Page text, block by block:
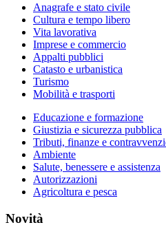
Anagrafe e stato civile
Cultura e tempo libero
Vita lavorativa
Imprese e commercio
Appalti pubblici
Catasto e urbanistica
Turismo
Mobilità e trasporti
Educazione e formazione
Giustizia e sicurezza pubblica
Tributi, finanze e
Ambiente
Salute, benessere e assistenza
Autorizzazioni
Agricoltura e pesca
Novità